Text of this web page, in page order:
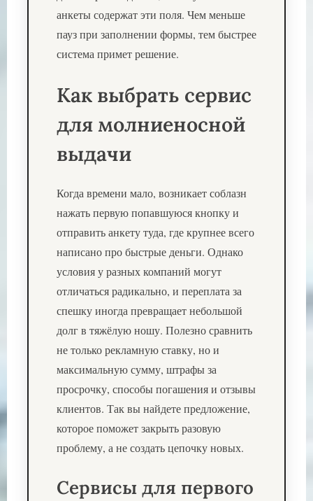
анкеты содержат эти поля. Чем меньше
пауз при заполнении формы, тем быстрее
система примет решение.
Как выбрать сервис
для молниеносной
выдачи
Когда времени мало, возникает соблазн
нажать первую попавшуюся кнопку и
отправить анкету туда, где крупнее всего
написано про быстрые деньги. Однако
условия у разных компаний могут
отличаться радикально, и переплата за
спешку иногда превращает небольшой
долг в тяжёлую ношу. Полезно сравнить
не только рекламную ставку, но и
максимальную сумму, штрафы за
просрочку, способы погашения и отзывы
клиентов. Так вы найдете предложение,
которое поможет закрыть разовую
проблему, а не создать цепочку новых.
Сервисы для первого